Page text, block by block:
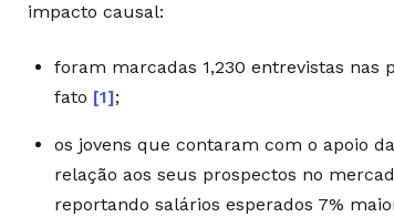
impacto causal:
foram marcadas 1,230 entrevistas nas
fato [1];
os jovens que contaram com o apoio
relação aos seus prospectos no
reportando salários esperados 7%